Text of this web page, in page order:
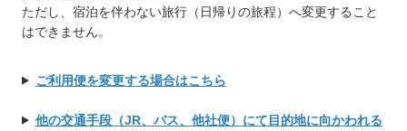
ただし、宿泊を伴わない旅行（日帰りの旅程）へ変更すること
はできません。
ご利用便を変更する場合はこちら
他の交通手段（JR、バス、他社便）にて目的地に向かわれる